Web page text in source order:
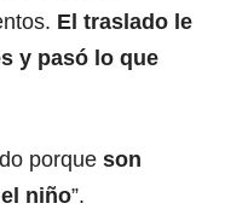
El traslado le
y pasó lo que
porque son
niño”.